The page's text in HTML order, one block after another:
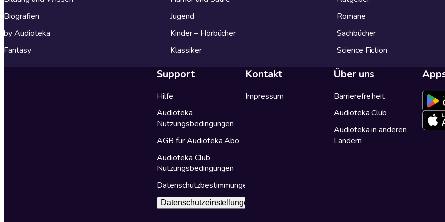
Biografien
by Audioteka
Fantasy
Jugend
Kinder – Hörbücher
Klassiker
Romane
Sachbücher
Science Fiction
Support
Hilfe
Audioteka
Nutzungsbedingungen
AGB für Audioteka Abo
Audioteka Club
Nutzungsbedingungen
Datenschutzbestimmungen
Datenschutzeinstellungen
Kontakt
Impressum
Über uns
Barrierefreiheit
Audioteka Club
Audioteka in anderen
Ländern